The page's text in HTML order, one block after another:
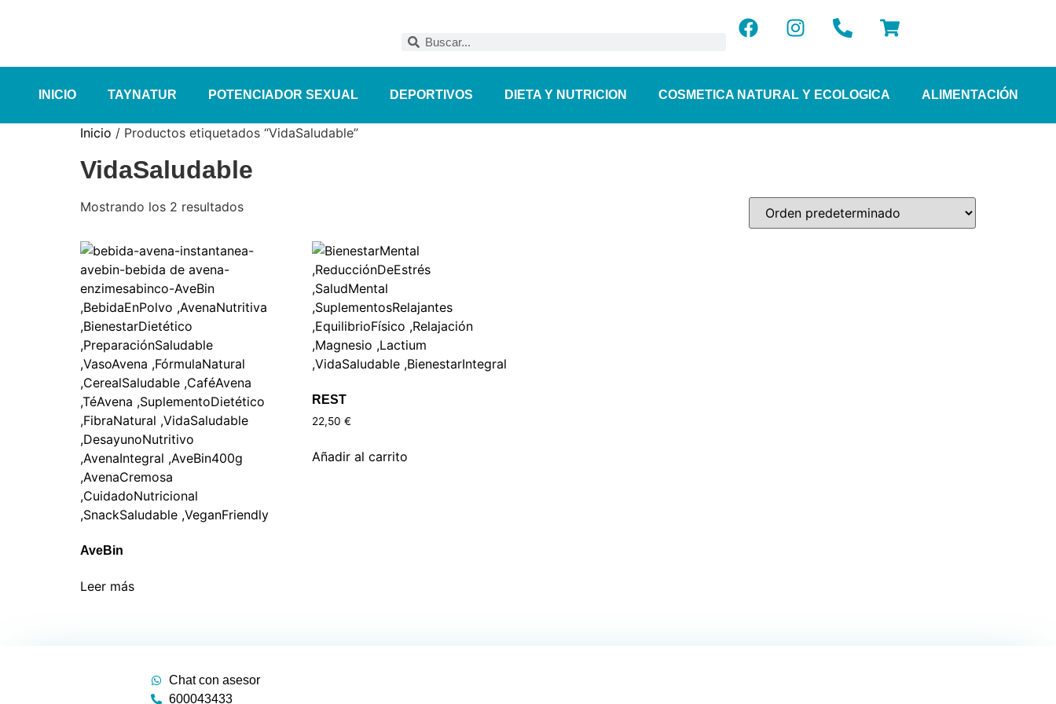
INICIO TAYNATUR POTENCIADOR SEXUAL DEPORTIVOS DIETA Y NUTRICION COSMETICA NATURAL Y ECOLOGICA ALIMENTACIÓN
Inicio / Productos etiquetados “VidaSaludable”
VidaSaludable
Mostrando los 2 resultados
AveBin
Leer más
REST
22,50 €
Añadir al carrito
Chat con asesor
600043433